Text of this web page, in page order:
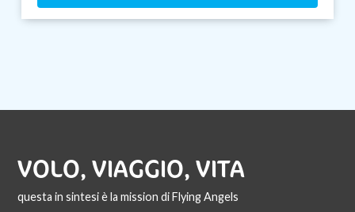
VOLO, VIAGGIO, VITA
questa in sintesi è la mission di Flying Angels